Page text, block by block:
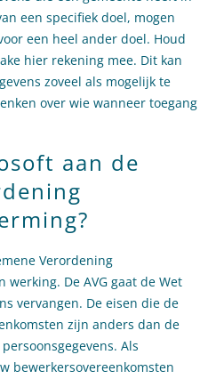
een specifiek doel, mogen
een heel ander doel. Houd
hier rekening mee. Dit kan
zoveel als mogelijk te
over wie wanneer toegang
aan de
Verordening
werking. De AVG gaat de Wet
vervangen. De eisen die de
zijn anders dan de
Als
bewerkersovereenkomsten